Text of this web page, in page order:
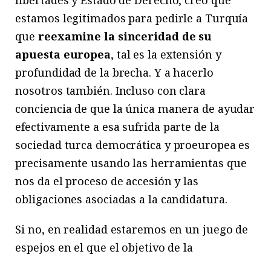
estamos legitimados para pedirle a Turquía
quereexamine la sinceridad de su
apuesta europea, tal es la extensión y
profundidad de la brecha. Y a hacerlo
nosotros también. Incluso con clara
conciencia de que la única manera de ayudar
efectivamente a esa sufrida parte de la
sociedad turca democrática y proeuropea es
precisamente usando las herramientas que
nos da el proceso de accesión y las
obligaciones asociadas a la candidatura.
Si no, en realidad estaremos en un juego de
espejos en el que el objetivo de la